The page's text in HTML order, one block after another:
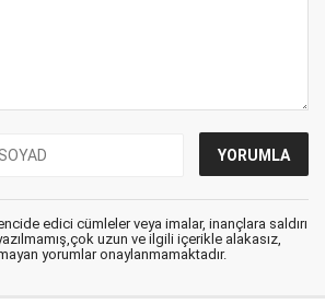
edici cümleler veya imalar, inançlara saldırı
uzun ve ilgili içerikle alakasız,
yorumlar onaylanmamaktadır.